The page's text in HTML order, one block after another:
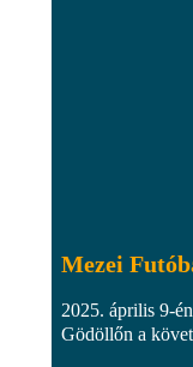
Mezei
2025. április 9-
Gödöllőn a